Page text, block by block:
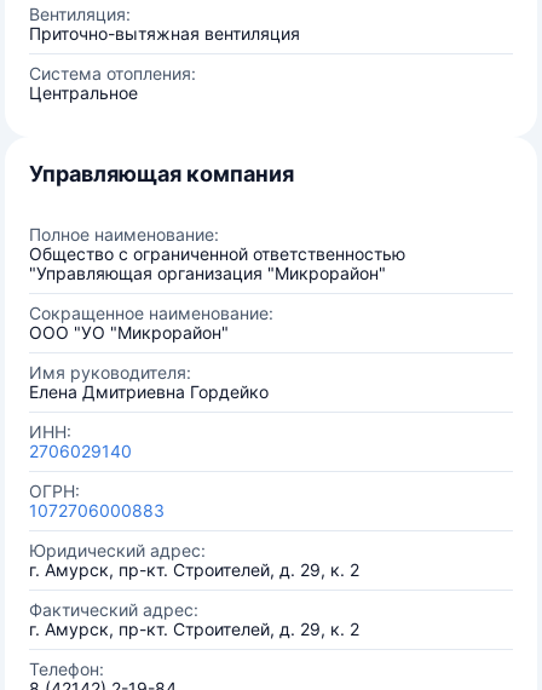
Вентиляция:
Приточно-вытяжная вентиляция
Система отопления:
Центральное
Управляющая компания
Полное наименование:
Общество с ограниченной ответственностью
"Управляющая организация "Микрорайон"
Сокращенное наименование:
ООО "УО "Микрорайон"
Имя руководителя:
Елена Дмитриевна Гордейко
ИНН:
2706029140
ОГРН:
1072706000883
Юридический адрес:
г. Амурск, пр-кт. Строителей, д. 29, к. 2
Фактический адрес:
г. Амурск, пр-кт. Строителей, д. 29, к. 2
Телефон: